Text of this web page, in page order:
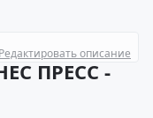
Редактировать описание
ПРЕСС -